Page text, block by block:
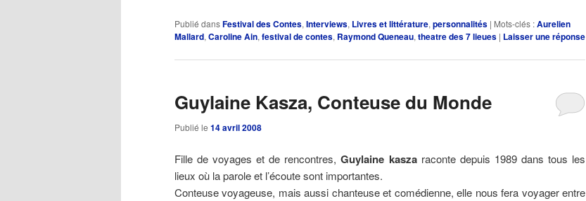
diminuer
volume.
Publié dansFestival des Contes, Interviews, Livres et littérature, personnalités | Mots-clés :Aurelien
Mallard, Caroline Ain, festival de contes, Raymond Queneau, theatre des 7 lieues | Laisser une réponse
Guylaine Kasza, Conteuse du Monde
Publié le 14 avril 2008
Fille de voyages et de rencontres,Guylaine kaszaraconte depuis 1989 dans tous les
lieux où la parole et l’écoute sont importantes.
Conteuse voyageuse, mais aussi chanteuse et comédienne, elle nous fera voyager entre